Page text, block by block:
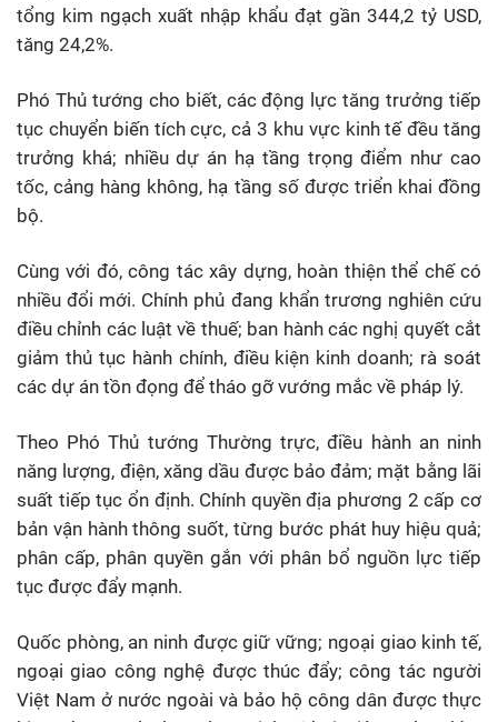
tổng kim ngạch xuất nhập khẩu đạt gần 344,2 tỷ USD,
tăng 24,2%.
Phó Thủ tướng cho biết, các động lực tăng trưởng tiếp
tục chuyển biến tích cực, cả 3 khu vực kinh tế đều tăng
trưởng khá; nhiều dự án hạ tầng trọng điểm như cao
tốc, cảng hàng không, hạ tầng số được triển khai đồng
bộ.
Cùng với đó, công tác xây dựng, hoàn thiện thể chế có
nhiều đổi mới. Chính phủ đang khẩn trương nghiên cứu
điều chỉnh các luật về thuế; ban hành các nghị quyết cắt
giảm thủ tục hành chính, điều kiện kinh doanh; rà soát
các dự án tồn đọng để tháo gỡ vướng mắc về pháp lý.
Theo Phó Thủ tướng Thường trực, điều hành an ninh
năng lượng, điện, xăng dầu được bảo đảm; mặt bằng lãi
suất tiếp tục ổn định. Chính quyền địa phương 2 cấp cơ
bản vận hành thông suốt, từng bước phát huy hiệu quả;
phân cấp, phân quyền gắn với phân bổ nguồn lực tiếp
tục được đẩy mạnh.
Quốc phòng, an ninh được giữ vững; ngoại giao kinh tế,
ngoại giao công nghệ được thúc đẩy; công tác người
Việt Nam ở nước ngoài và bảo hộ công dân được thực